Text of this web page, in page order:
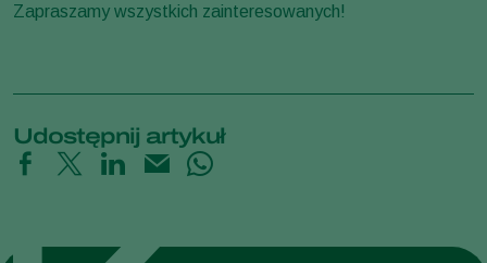
Zapraszamy wszystkich zainteresowanych!
Udostępnij artykuł